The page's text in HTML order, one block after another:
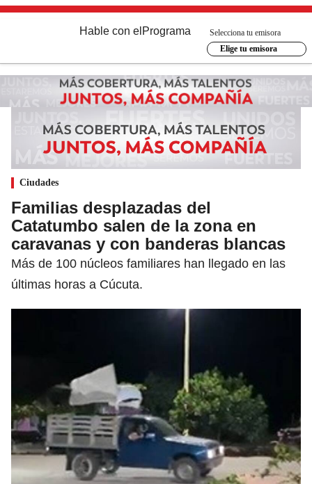
Hable con el Programa
Selecciona tu emisora
Elige tu emisora
Ciudades
Familias desplazadas del
Catatumbo salen de la zona en
caravanas y con banderas blancas
Más de 100 núcleos familiares han llegado en las
últimas horas a Cúcuta.